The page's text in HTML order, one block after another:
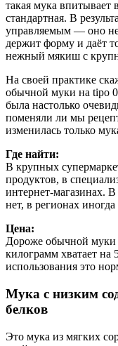
такая мука впитывает
стандартная. В
управляемым — оно не
держит форму и даёт
нежный мякиш с
На своей практике
обычной муки на tipo
была настолько
поменяли ли мы
изменилась только
Где найти:
В крупных
продуктов, в
интернет-магазинах.
нет, в регионах
Цена:
Дороже обычной муки
килограмм хватает
использования это
Мука с низким
белков
Это мука из мягких